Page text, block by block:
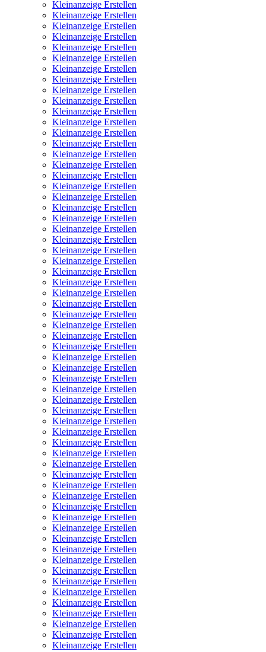
Kleinanzeige Erstellen
Kleinanzeige Erstellen
Kleinanzeige Erstellen
Kleinanzeige Erstellen
Kleinanzeige Erstellen
Kleinanzeige Erstellen
Kleinanzeige Erstellen
Kleinanzeige Erstellen
Kleinanzeige Erstellen
Kleinanzeige Erstellen
Kleinanzeige Erstellen
Kleinanzeige Erstellen
Kleinanzeige Erstellen
Kleinanzeige Erstellen
Kleinanzeige Erstellen
Kleinanzeige Erstellen
Kleinanzeige Erstellen
Kleinanzeige Erstellen
Kleinanzeige Erstellen
Kleinanzeige Erstellen
Kleinanzeige Erstellen
Kleinanzeige Erstellen
Kleinanzeige Erstellen
Kleinanzeige Erstellen
Kleinanzeige Erstellen
Kleinanzeige Erstellen
Kleinanzeige Erstellen
Kleinanzeige Erstellen
Kleinanzeige Erstellen
Kleinanzeige Erstellen
Kleinanzeige Erstellen
Kleinanzeige Erstellen
Kleinanzeige Erstellen
Kleinanzeige Erstellen
Kleinanzeige Erstellen
Kleinanzeige Erstellen
Kleinanzeige Erstellen
Kleinanzeige Erstellen
Kleinanzeige Erstellen
Kleinanzeige Erstellen
Kleinanzeige Erstellen
Kleinanzeige Erstellen
Kleinanzeige Erstellen
Kleinanzeige Erstellen
Kleinanzeige Erstellen
Kleinanzeige Erstellen
Kleinanzeige Erstellen
Kleinanzeige Erstellen
Kleinanzeige Erstellen
Kleinanzeige Erstellen
Kleinanzeige Erstellen
Kleinanzeige Erstellen
Kleinanzeige Erstellen
Kleinanzeige Erstellen
Kleinanzeige Erstellen
Kleinanzeige Erstellen
Kleinanzeige Erstellen
Kleinanzeige Erstellen
Kleinanzeige Erstellen
Kleinanzeige Erstellen
Kleinanzeige Erstellen